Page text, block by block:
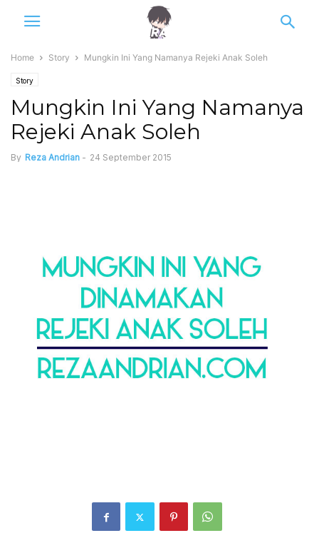
Home Story Mungkin Ini Yang Namanya Rejeki Anak Soleh
Story
Mungkin Ini Yang Namanya
Rejeki Anak Soleh
By Reza Andrian - 24 September 2015